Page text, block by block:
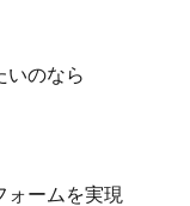
いのなら
ォームを実現